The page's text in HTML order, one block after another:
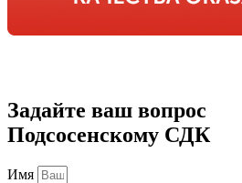
Задайте ваш вопрос
Подсосенскому СДК
Имя